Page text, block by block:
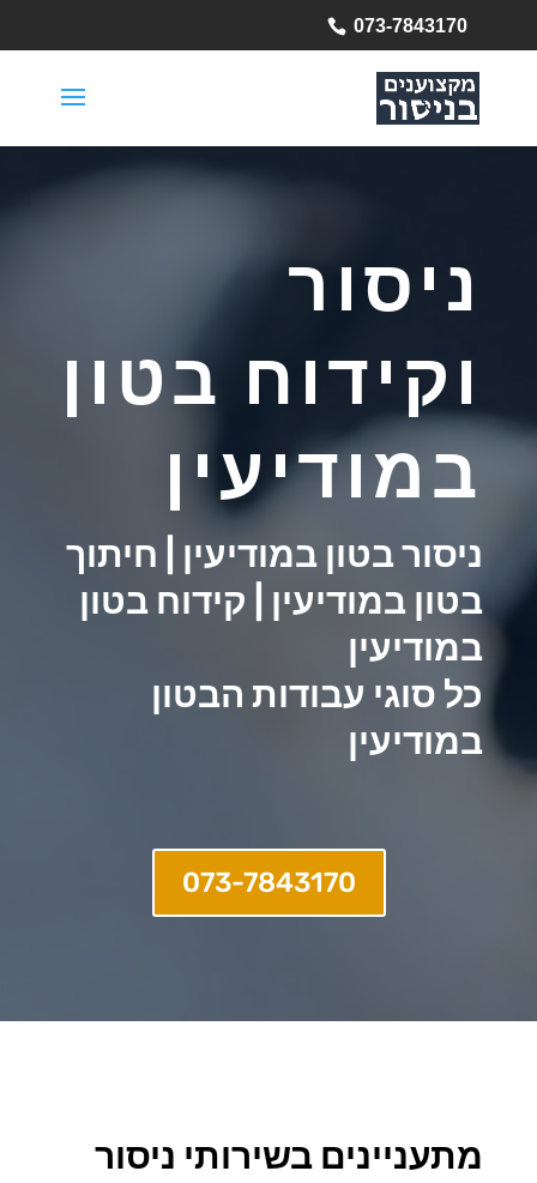
073-7843170
ניסור
וקידוח בטון
במודיעין
ניסור בטון במודיעין | חיתוך
בטון במודיעין | קידוח בטון
במודיעין
כל סוגי עבודות הבטון
במודיעין
073-7843170
מתעניינים בשירותי ניסור